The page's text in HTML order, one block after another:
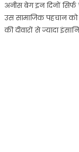
अनीस बेग इन दिनों सिर्फ
उस सामाजिक पहचान
की दीवारों से ज्यादा